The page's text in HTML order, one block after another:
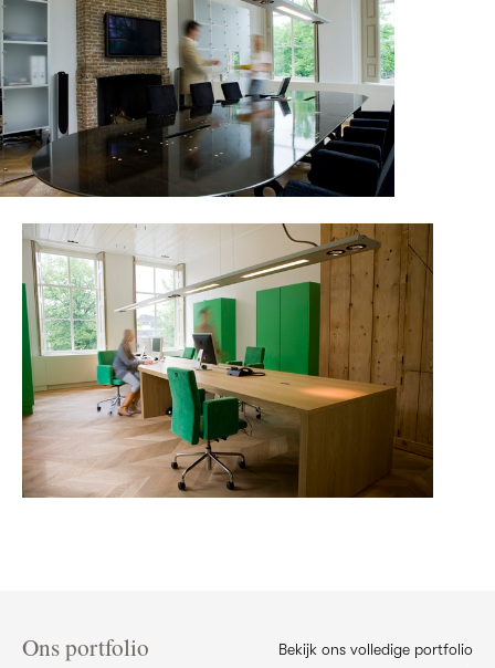
Ons portfolio Bekijk ons volledige portfolio